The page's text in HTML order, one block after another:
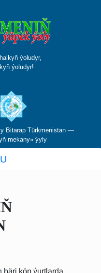
ýoludyr,
ýoludyr!
Bitarap Türkmenistan —
mekany» ýyly
köp ýurtlarda